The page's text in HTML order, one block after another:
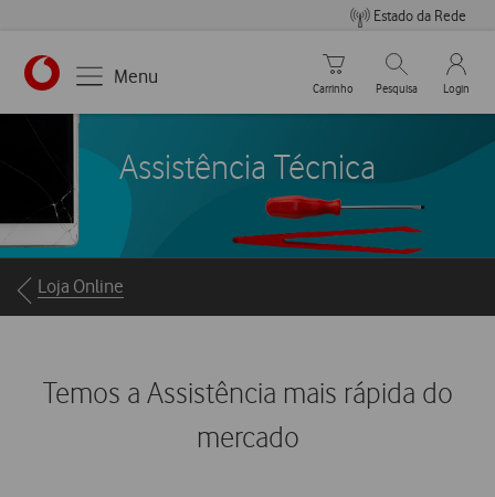
Estado da Rede
https://www.vodafone.pt
Menu
Carrinho de compras
Carrinho
Pesquisar
Pesquisa
My
Login
Assistência Técnica
Breadcrumbs
Loja Online
Temos a Assistência mais rápida do
mercado